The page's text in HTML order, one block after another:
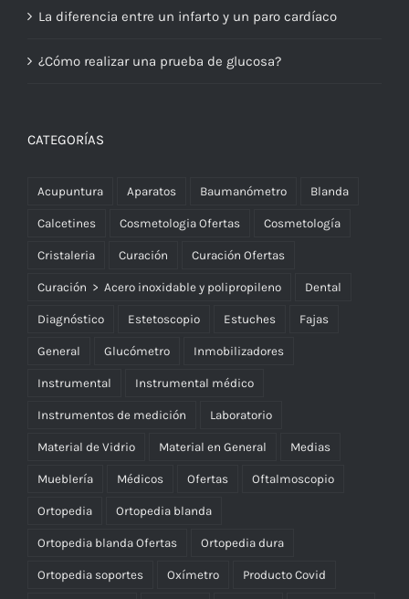
La diferencia entre un infarto y un paro cardíaco
¿Cómo realizar una prueba de glucosa?
CATEGORÍAS
Acupuntura Aparatos Baumanómetro Blanda
Calcetines Cosmetologia Ofertas Cosmetología
Cristaleria Curación Curación Ofertas
Curación > Acero inoxidable y polipropileno Dental
Diagnóstico Estetoscopio Estuches Fajas
General Glucómetro Inmobilizadores
Instrumental Instrumental médico
Instrumentos de medición Laboratorio
Material de Vidrio Material en General Medias
Mueblería Médicos Ofertas Oftalmoscopio
Ortopedia Ortopedia blanda
Ortopedia blanda Ofertas Ortopedia dura
Ortopedia soportes Oxímetro Producto Covid